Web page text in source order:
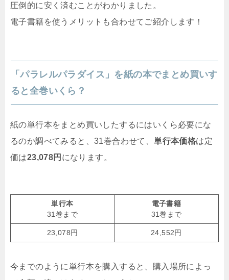
圧倒的に安く済むことがわかりました。
電子書籍を使うメリットも合わせてご紹介します！
「パラレルパラダイス」を紙の本でまとめ買いす
ると全巻いくら？
紙の単行本をまとめ買いしたするにはいくら必要にな
るのか調べてみると、31巻合わせて、単行本価格は定
価は23,078円 になります。
単行本
31巻まで
電子書籍
31巻まで
23,078円 24,552円
今までのように単行本を購入すると、購入場所によっ